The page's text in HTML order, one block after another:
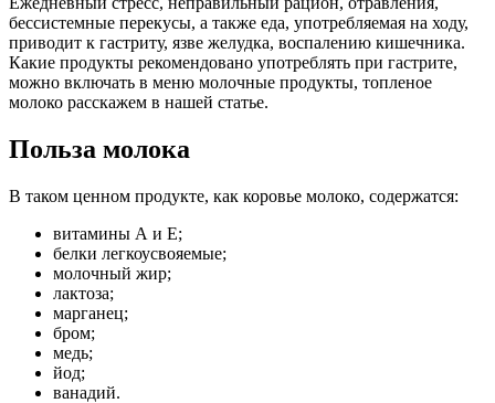
бессистемные перекусы, а также еда, употребляемая на ходу,
приводит к гастриту, язве желудка, воспалению кишечника.
Какие продукты рекомендовано употреблять при гастрите,
можно включать в меню молочные продукты, топленое
молоко расскажем в нашей статье.
Польза молока
В таком ценном продукте, как коровье молоко, содержатся:
витамины А и Е;
белки легкоусвояемые;
молочный жир;
лактоза;
марганец;
бром;
медь;
йод;
ванадий.